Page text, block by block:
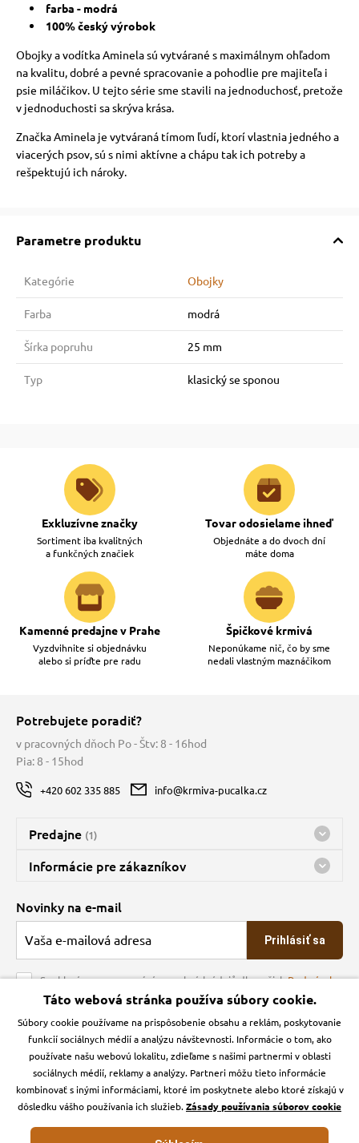
farba - modrá
100% český výrobok
Obojky a vodítka Aminela sú vytvárané s maximálnym ohľadom
na kvalitu, dobré a pevné spracovanie a pohodlie pre majiteľa i
psie miláčikov. U tejto série sme stavili na jednoduchosť, pretože
v jednoduchosti sa skrýva krása.
Značka Aminela je vytváraná tímom ľudí, ktorí vlastnia jedného a
viacerých psov, sú s nimi aktívne a chápu tak ich potreby a
rešpektujú ich nároky.
Parametre produktu
Kategórie Obojky
Farba modrá
Šírka popruhu 25 mm
Typ klasický se sponou
Exkluzívne značky
Sortiment iba kvalitných
a funkčných značiek
Tovar odosielame ihneď
Objednáte a do dvoch dní
máte doma
Kamenné predajne v Prahe
Vyzdvihnite si objednávku
alebo si príďte pre radu
Špičkové krmivá
Neponúkame nič, čo by sme
nedali vlastným maznáčikom
Potrebujete poradiť?
v pracovných dňoch Po - Štv: 8 - 16hod
Pia: 8 - 15hod
+420 602 335 885 info@krmiva-pucalka.cz
Predajne (1)
Predajňa a sklad Kbely
Bohužiaľ, momentálne máme zatvorené
Informácie pre zákazníkov
O spoločnosti
Veľkoobchod
Obchodné podmienky
Kontakt
Podmienky ochrany osobných údajov
Zásady používanie cookies a Google Analytics
Novinky na e-mail
Prihlásiť sa
Souhlasím se zpracováním osobních údajů dle našichPodmínek
ochrany osobních údajů
Krmiva Pučálka na sociálnych sieťach
Instagran Facebook
Táto webová stránka používa súbory cookie.
Súbory cookie používame na prispôsobenie obsahu a reklám, poskytovanie
funkcií sociálnych médií a analýzu návštevnosti. Informácie o tom, ako
používate našu webovú lokalitu, zdieľame s našimi partnermi v oblasti
sociálnych médií, reklamy a analýzy. Partneri môžu tieto informácie
kombinovať s inými informáciami, ktoré im poskytnete alebo ktoré získajú v
dôsledku vášho používania ich služieb.Zásady používania súborov cookie